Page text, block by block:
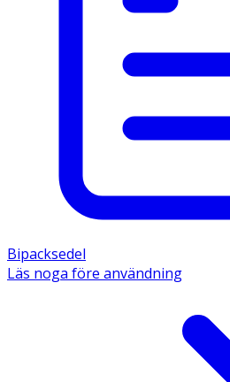
Bipacksedel
Läs noga före användning